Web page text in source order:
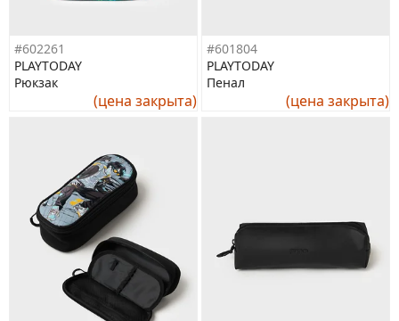
#602261
PLAYTODAY
Рюкзак
(цена закрыта)
#601804
PLAYTODAY
Пенал
(цена закрыта)